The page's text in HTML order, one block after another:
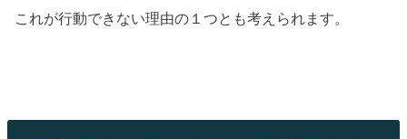
これが行動できない理由の１つとも考えられます。